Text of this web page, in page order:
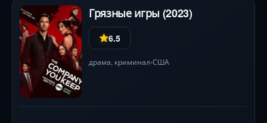
Грязные игры (2023)
6.5
драма, криминал•США